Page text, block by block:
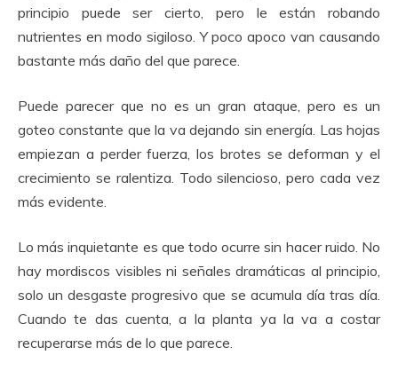
principio puede ser cierto, pero le están robando
nutrientes en modo sigiloso. Y poco apoco van causando
bastante más daño del que parece.
Puede parecer que no es un gran ataque, pero es un
goteo constante que la va dejando sin energía. Las hojas
empiezan a perder fuerza, los brotes se deforman y el
crecimiento se ralentiza. Todo silencioso, pero cada vez
más evidente.
Lo más inquietante es que todo ocurre sin hacer ruido. No
hay mordiscos visibles ni señales dramáticas al principio,
solo un desgaste progresivo que se acumula día tras día.
Cuando te das cuenta, a la planta ya la va a costar
recuperarse más de lo que parece.